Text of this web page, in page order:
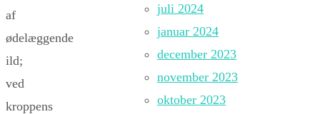
af
ødelæggende
ild;
ved
kroppens
juli 2024
januar 2024
december 2023
november 2023
oktober 2023